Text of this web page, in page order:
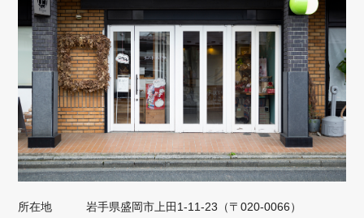
所在地
岩手県盛岡市上田1‐11‐23（〒020-0066）